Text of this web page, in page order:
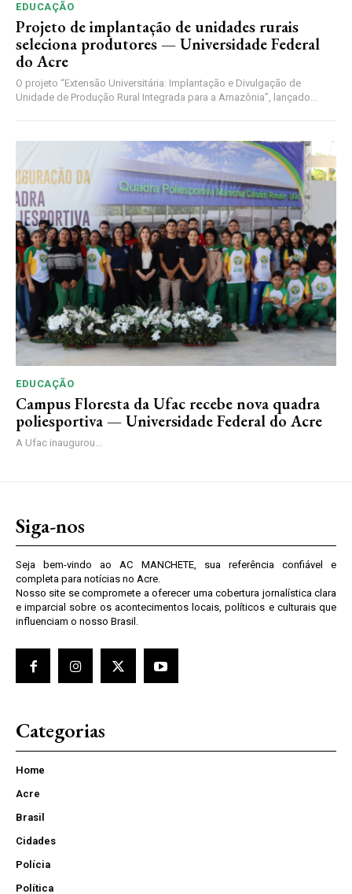
EDUCAÇÃO
Projeto de implantação de unidades rurais
seleciona produtores — Universidade Federal
do Acre
O projeto “Extensão Universitária: Implantação e Divulgação de
Unidade de Produção Rural Integrada para a Amazônia”, lançado...
EDUCAÇÃO
Campus Floresta da Ufac recebe nova quadra
poliesportiva — Universidade Federal do Acre
A Ufac inaugurou...
Siga-nos
Seja bem-vindo ao AC MANCHETE, sua referência confiável e
completa para notícias no Acre.
Nosso site se compromete a oferecer uma cobertura jornalística clara
e imparcial sobre os acontecimentos locais, políticos e culturais que
influenciam o nosso Brasil.
Categorias
Home
Acre
Brasil
Cidades
Polícia
Política